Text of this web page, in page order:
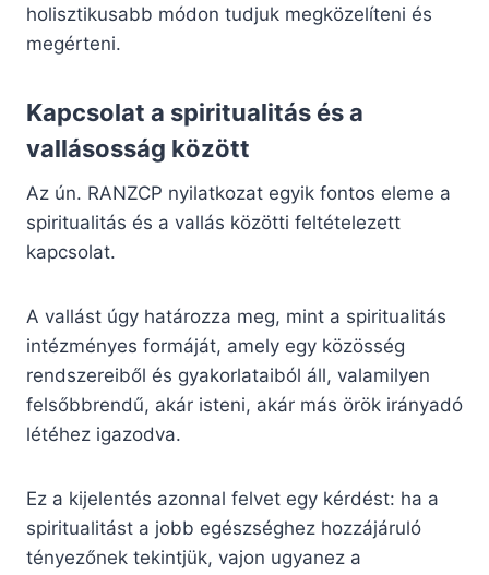
holisztikusabb módon tudjuk megközelíteni és
megérteni.
Kapcsolat a spiritualitás és a
vallásosság között
Az ún. RANZCP nyilatkozat egyik fontos eleme a
spiritualitás és a vallás közötti feltételezett
kapcsolat.
A vallást úgy határozza meg, mint a spiritualitás
intézményes formáját, amely egy közösség
rendszereiből és gyakorlataiból áll, valamilyen
felsőbbrendű, akár isteni, akár más örök irányadó
létéhez igazodva.
Ez a kijelentés azonnal felvet egy kérdést: ha a
spiritualitást a jobb egészséghez hozzájáruló
tényezőnek tekintjük, vajon ugyanez a